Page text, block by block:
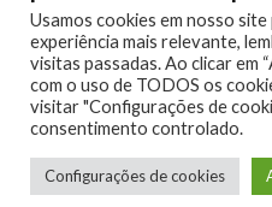
Usamos cookies em nosso
experiência mais relevante,
visitas passadas. Ao clicar em
com o uso de TODOS os
visitar "Configurações de
consentimento controlado.
Configurações de cookies